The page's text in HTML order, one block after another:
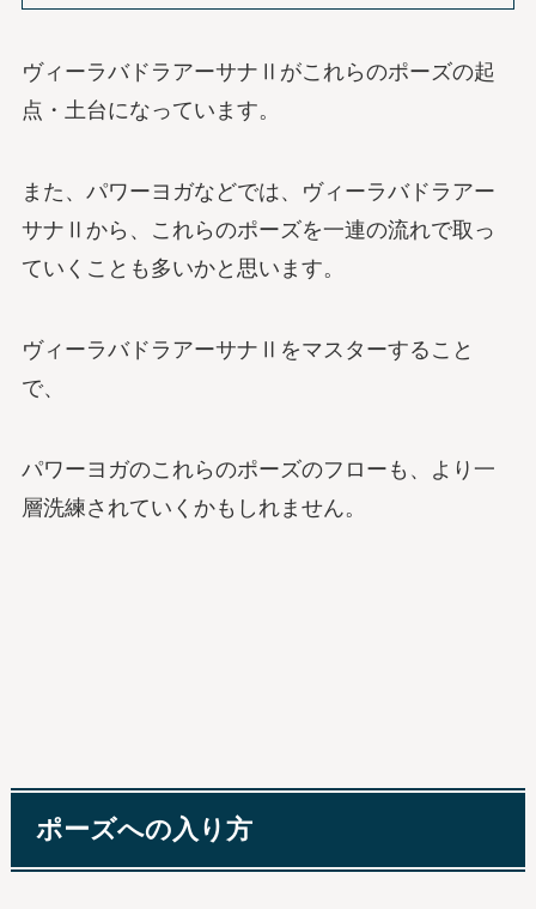
ヴィーラバドラアーサナⅡがこれらのポーズの起
点・土台になっています。
また、パワーヨガなどでは、ヴィーラバドラアー
サナⅡから、これらのポーズを一連の流れで取っ
ていくことも多いかと思います。
ヴィーラバドラアーサナⅡをマスターすること
で、
パワーヨガのこれらのポーズのフローも、より一
層洗練されていくかもしれません。
ポーズへの入り方